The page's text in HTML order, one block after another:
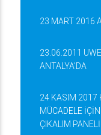
23 MART 2016
23.06.2011
ANTALYA’DA
24 KASIM 2017
MÜCADELE
ÇIKALIM PANELİ